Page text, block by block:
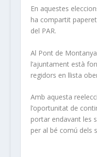
En aquestes
ha compartit
del PAR.
Al Pont de
l’ajuntament està
regidors en llista
Amb aquesta
l’oportunitat de
portar endavant les
per al bé comú dels